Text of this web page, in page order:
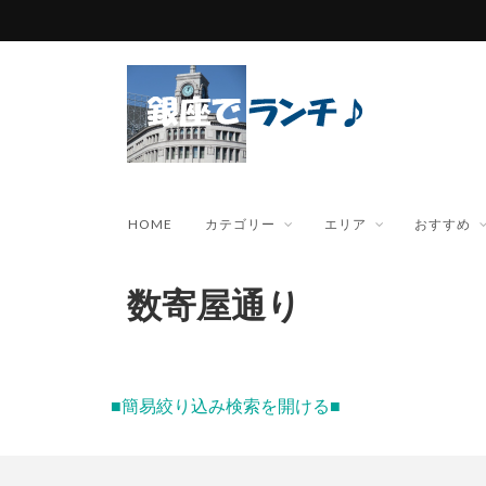
HOME カテゴリー エリア おすすめ
数寄屋通り
■簡易絞り込み検索を開ける■